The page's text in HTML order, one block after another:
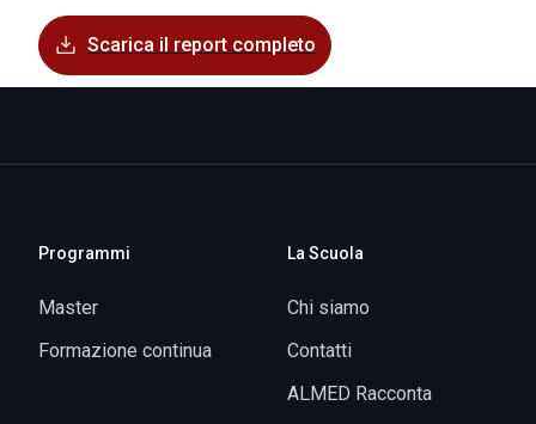
Scarica il report completo
Programmi
Master
Formazione continua
La Scuola
Chi siamo
Contatti
ALMED Racconta